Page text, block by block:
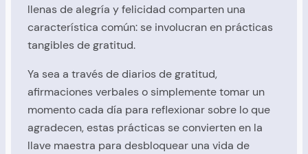
llenas de alegría y felicidad comparten una
característica común: se involucran en prácticas
tangibles de gratitud.
Ya sea a través de diarios de gratitud,
afirmaciones verbales o simplemente tomar un
momento cada día para reflexionar sobre lo que
agradecen, estas prácticas se convierten en la
llave maestra para desbloquear una vida de